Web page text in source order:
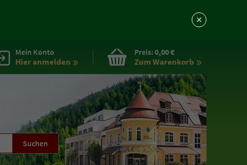
Mein Konto
Hier anmelden
Preis:0,00 €
Zum Warenkorb
Suchen